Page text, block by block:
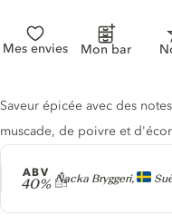
Mes envies Mon bar
Producteur
Nacka Bryggeri,
ABV
40%
Description du gin
Saveur épicée avec des
muscade, de poivre et